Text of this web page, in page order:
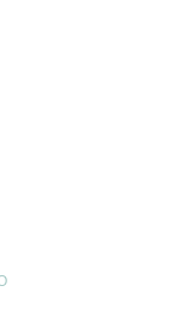
disfrutar de
refrescantes.
significar una